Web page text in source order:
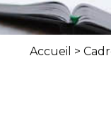
Accueil >